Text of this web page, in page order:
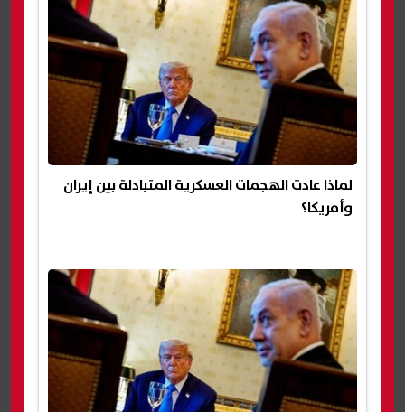
لماذا عادت الهجمات العسكرية المتبادلة بين إيران
وأمريكا؟